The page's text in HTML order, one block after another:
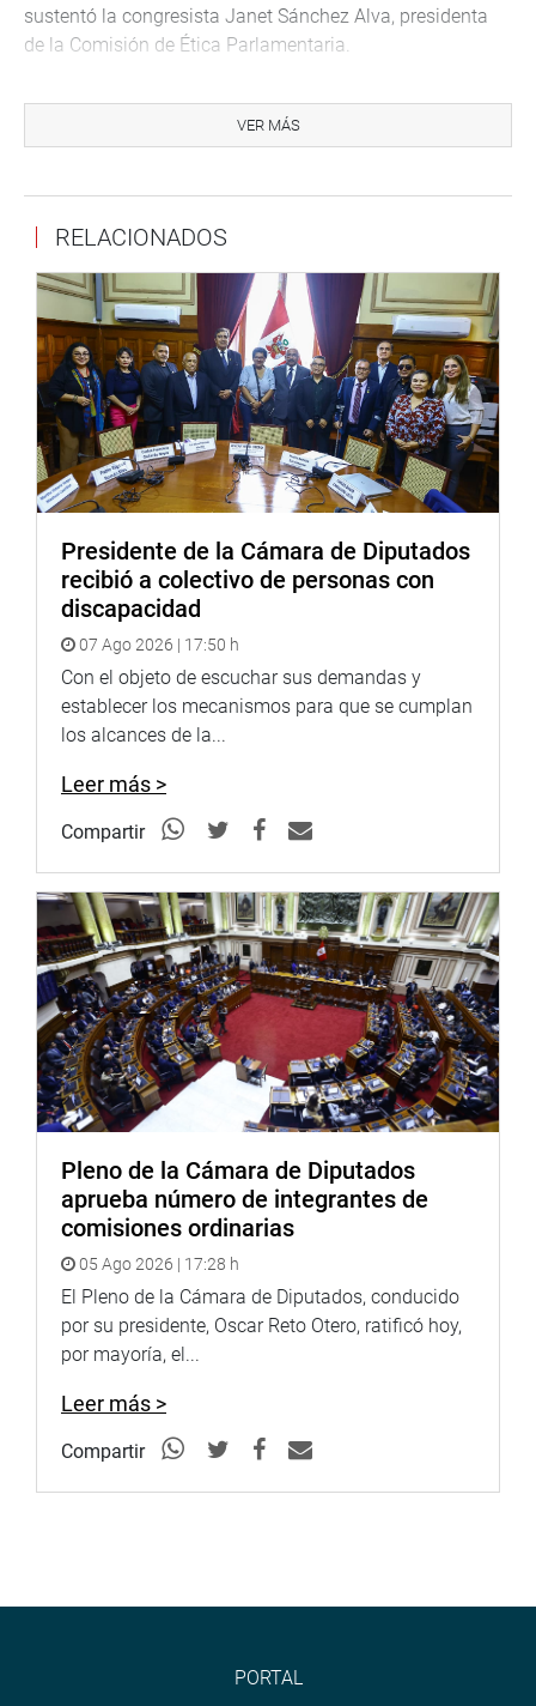
sustentó la congresista Janet Sánchez Alva, presidenta
de la Comisión de Ética Parlamentaria.
estudios de postgrado, respecto a su condición de
egresada de la Maestría de Derecho Penal, periodo 2006
Con relación al 5° año de estudios secundarios,
supuestamente aprobado en el año 1986 en el Colegio
San Marcos, distrito, provincia y departamento de Piura,
se comprobó que no figura en las nóminas, registros ni
actas oficiales de 5° grado de educación secundaria en el
Centro Educativo No Escolarizado San Marcos (CEBA San
Marcos).
Estos hechos falsos-señaló-, fueron cometidos al
momento de su inscripción como candidata y se
mantuvieron en su condición de congresista de la
PRENSA-CONGRESO 23-08-18
Puede encontrar más información en nuestra página web
y redes sociales.
goo.gl/Ty5Tto
Portal: http://www.congreso.gob.pe/
Facebook:https://goo.gl/s5t7XN
Twitter:https://goo.gl/iMywRR
YouTube:https://goo.gl/VBXBNk
Radio:goo.gl/hMwTg1
fotografia.congreso.gob.pe
VER MÁS
RELACIONADOS
Presidente de la Cámara de Diputados
recibió a colectivo de personas con
discapacidad
07 Ago 2026 | 17:50 h
Con el objeto de escuchar sus demandas y
establecer los mecanismos para que se cumplan
los alcances de la...
Leer más >
Compartir
Pleno de la Cámara de Diputados
aprueba número de integrantes de
comisiones ordinarias
05 Ago 2026 | 17:28 h
El Pleno de la Cámara de Diputados, conducido
por su presidente, Oscar Reto Otero, ratificó hoy,
por mayoría, el...
Leer más >
Compartir
PORTAL